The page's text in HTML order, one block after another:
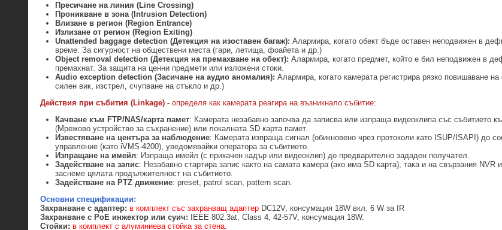
Пресичане на линия (Line Crossing)
Проникване в зона (Intrusion Detection)
Влизане в регион (Region Entrance)
Излизане от регион (Region Exiting)
Unattended baggage detection (Детекция на изоставен багаж): Алармира, когато обект бъде оставен неподвижен в
време. За сигурност на обществени места (гари, летища, фоайета и др.)
Object removal detection (Детекция на премахване на обект): Алармира, когато предмет, който е бил неподвижен в
премахнат. За защита на ценни предмети или изложени стоки.
Audio exception detection (Засичане на аудио аномалия): Алармира, когато камерата регистрира рязко повишаване на
силен вик, изстрел, счупване на стъкло и др.)
Действия при събития (Linkage) - определя как камерата реагира на възникнало събитие:
Качване към FTP/NAS/карта памет: Камерата незабавно започва да записва или изпраща видеоклипа със събитието
(Мрежово устройство за съхранение) или локалната SD карта памет.
Известяване на центъра за наблюдение: Камерата изпраща сигнал (обикновено чрез протоколи като ISUP/ISAPI) до
управление (като iVMS-4200), уведомявайки оператора за събитието.
Изпращане на имейл: Изпраща имейл (с прикачен кадър или видеоклип) до предварително зададен получател.
Задействане на запис: Незабавно стартира запис както на самата камера (ако има SD карта), така и на свързания
заснеме цялата продължителност на събитието.
Задействане на PTZ движение: preset, patrol scan, pattern scan.
Основни спецификации:
Захранване с адаптер: в комплект със захранващ адаптер DC12V, консумация 18W вкл. 6 W за IR
Захранване с PoE инжектор или суич: IEEE 802.3at, Class 4, 42-57V, консумация 18W.
Стойки: в комплект с алуминиева стойка за стена.